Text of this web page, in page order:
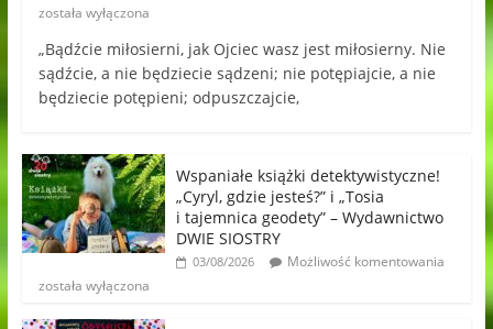
została wyłączona
„Bądźcie miłosierni, jak Ojciec wasz jest miłosierny. Nie
sądźcie, a nie będziecie sądzeni; nie potępiajcie, a nie
będziecie potępieni; odpuszczajcie,
Wspaniałe książki detektywistyczne!
„Cyryl, gdzie jesteś?” i „Tosia
i tajemnica geodety” – Wydawnictwo
DWIE SIOSTRY
03/08/2026
Możliwość komentowania
została wyłączona